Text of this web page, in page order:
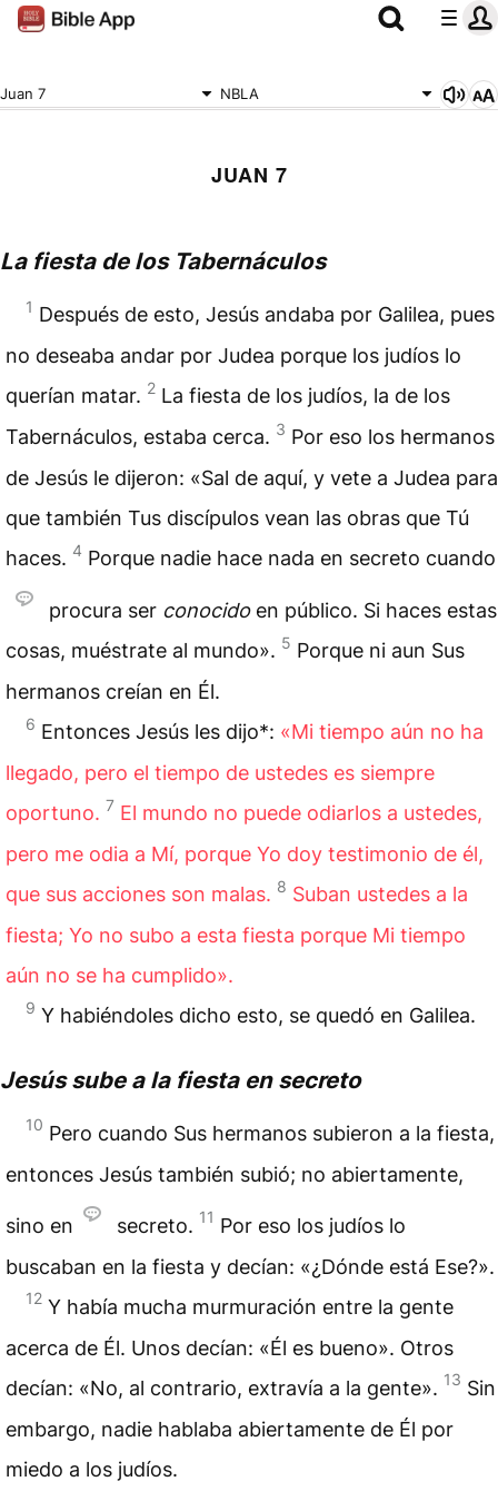
Juan 7 NBLA
JUAN 7
La fiesta de los Tabernáculos
1 Después de esto, Jesús andaba por Galilea, pues
no deseaba andar por Judea porque los judíos lo
querían matar. 2 La fiesta de los judíos, la de los
Tabernáculos, estaba cerca. 3 Por eso los hermanos
de Jesús le dijeron: «Sal de aquí, y vete a Judea para
que también Tus discípulos vean las obras que Tú
haces. 4 Porque nadie hace nada en secreto cuando
procura ser conocidoen público. Si haces estas
cosas, muéstrate al mundo». 5 Porque ni aun Sus
hermanos creían en Él.
6 Entonces Jesús les dijo*: «Mi tiempo aún no ha
llegado, pero el tiempo de ustedes es siempre
oportuno. 7 El mundo no puede odiarlos a ustedes,
pero me odia a Mí, porque Yo doy testimonio de él,
que sus acciones son malas. 8 Suban ustedes a la
fiesta; Yo no subo a esta fiesta porque Mi tiempo
aún no se ha cumplido».
9 Y habiéndoles dicho esto, se quedó en Galilea.
Jesús sube a la fiesta en secreto
10 Pero cuando Sus hermanos subieron a la fiesta,
entonces Jesús también subió; no abiertamente,
sino en secreto. 11 Por eso los judíos lo
buscaban en la fiesta y decían: «¿Dónde está Ese?».
12 Y había mucha murmuración entre la gente
acerca de Él. Unos decían: «Él es bueno». Otros
decían: «No, al contrario, extravía a la gente». 13 Sin
embargo, nadie hablaba abiertamente de Él por
miedo a los judíos.